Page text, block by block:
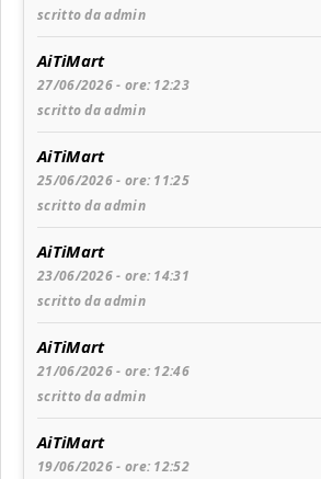
scritto da admin
AiTiMart
27/06/2026 - ore: 12:23
scritto da admin
AiTiMart
25/06/2026 - ore: 11:25
scritto da admin
AiTiMart
23/06/2026 - ore: 14:31
scritto da admin
AiTiMart
21/06/2026 - ore: 12:46
scritto da admin
AiTiMart
19/06/2026 - ore: 12:52